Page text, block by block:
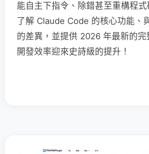
能自主下指令、除錯甚至重構程
了解 Claude Code 的核心功能、
的差異，並提供 2026 年最新的
開發效率迎來史詩級的提升！